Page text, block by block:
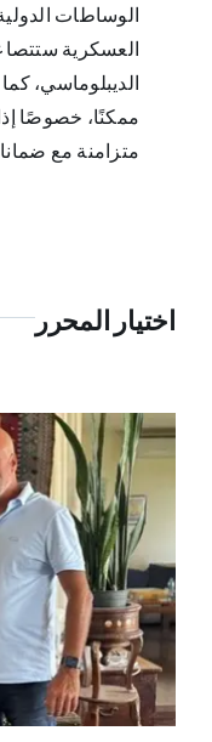
الوساطات
العسكرية
ممكنًا، خصوصًا
متزامنة مع
اختيار المحرر